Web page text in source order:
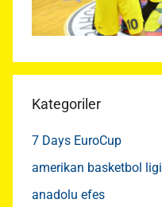
Kategoriler
7 Days EuroCup
amerikan basketbol ligi
anadolu efes